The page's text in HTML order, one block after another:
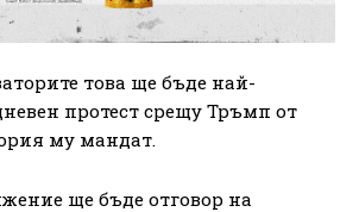
това ще бъде най-
протест срещу Тръмп от
му мандат.
ще бъде отговор на